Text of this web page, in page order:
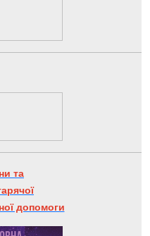
та
допомоги